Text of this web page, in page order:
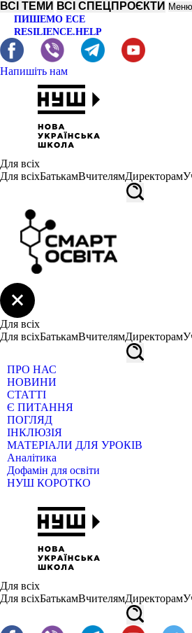
ВСІ ТЕМИ ВСІ СПЕЦПРОЄКТИ Меню
ПИШЕМО ЕСЕ
RESILIENCE.HELP
Напишіть нам
Для всіх
Для всіхБатькамВчителямДиректорам
Для всіх
Для всіхБатькамВчителямДиректорам
ПРО НАС
НОВИНИ
СТАТТІ
Є ПИТАННЯ
ПОГЛЯД
ІНКЛЮЗІЯ
МАТЕРІАЛИ ДЛЯ УРОКІВ
Аналітика
Дофамін для освіти
НУШ КОРОТКО
Для всіх
Для всіхБатькамВчителямДиректорам